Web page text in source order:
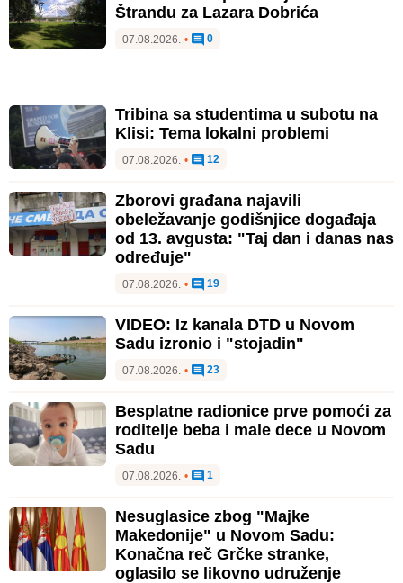
Štrandu za Lazara Dobrića
07.08.2026. • 0
Tribina sa studentima u subotu na
Klisi: Tema lokalni problemi
07.08.2026. • 12
Zborovi građana najavili
obeležavanje godišnjice događaja
od 13. avgusta: "Taj dan i danas nas
određuje"
07.08.2026. • 19
VIDEO: Iz kanala DTD u Novom
Sadu izronio i "stojadin"
07.08.2026. • 23
Besplatne radionice prve pomoći za
roditelje beba i male dece u Novom
Sadu
07.08.2026. • 1
Nesuglasice zbog "Majke
Makedonije" u Novom Sadu:
Konačna reč Grčke stranke,
oglasilo se likovno udruženje